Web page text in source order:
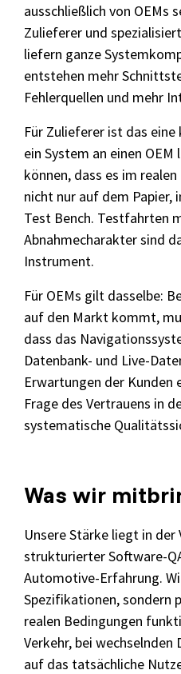
ausschließlich von OEMs
Zulieferer und
liefern ganze
entstehen mehr
Fehlerquellen und mehr
Für Zulieferer ist das
ein System an einen
können, dass es im
nicht nur auf dem Papier,
Test Bench. Testfahrten
Abnahmecharakter sind
Instrument.
Für OEMs gilt dasselbe:
auf den Markt kommt,
dass das
Datenbank- und Live-
Erwartungen der Kunden
Frage des Vertrauens in
systematische
Was wir
Unsere Stärke liegt in der
strukturierter Software-
Automotive-Erfahrung.
Spezifikationen, sondern
realen Bedingungen
Verkehr, bei
auf das tatsächliche